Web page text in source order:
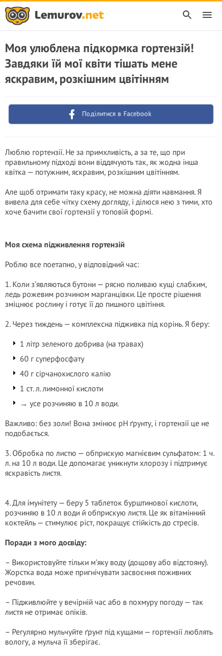
Моя улюблена підкормка гортензій!
Завдяки їй мої квіти тішать мене
яскравим, розкішним цвітінням
Поділитися в Facebook
Люблю гортензії. Не за примхливість, а за те, що при
правильному підході вони віддячують так, як жодна інша
квітка — потужним, яскравим, розкішним цвітінням.
Але щоб отримати таку красу, не можна діяти навмання. Я
вивела для себе чітку схему догляду, і ділюся нею з тими, хто
хоче бачити свої гортензії у топовій формі.
Моя схема підживлення гортензій
Роблю все поетапно, у відповідний час:
1. Коли з’являються бутони — рясно поливаю кущі слабким,
ледь рожевим розчином марганцівки. Це просте рішення
зміцнює рослину і готує її до пишного цвітіння.
2. Через тиждень — комплексна підживка під корінь. Я беру:
1 літр зеленого добрива (на травах)
60 г суперфосфату
40 г сірчанокислого калію
1 ст. л. лимонної кислоти
→ усе розчиняю в 10 л води.
Важливо: без золи! Вона змінює pH ґрунту, і гортензії це не
подобається.
3. Обробка по листю — обприскую магнієвим сульфатом: 1 ч.
л. на 10 л води. Це допомагає уникнути хлорозу і підтримує
яскравість листя.
4. Для імунітету — беру 5 таблеток бурштинової кислоти,
розчиняю в 10 л води й обприскую листя. Це як вітамінний
коктейль — стимулює ріст, покращує стійкість до стресів.
Поради з мого досвіду:
– Використовуйте тільки м’яку воду (дощову або відстояну).
Жорстка вода може пригнічувати засвоєння поживних
речовин.
– Підживлюйте у вечірній час або в похмуру погоду — так
листя не отримає опіків.
– Регулярно мульчуйте ґрунт під кущами — гортензії люблять
вологу, а мульча її зберігає.